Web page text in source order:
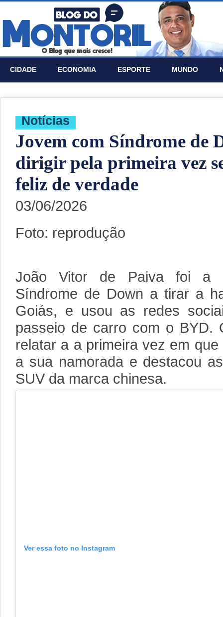
CIDADE ECONOMIA ESPORTE MUNDO
Notí­cias
Jovem com Síndrome de
dirigir pela primeira vez
feliz de verdade
03/06/2026
Foto: reprodução
João Vitor de Paiva foi a
Síndrome de Down a tirar a
Goiás, e usou as redes
passeio de carro com o BYD.
relatar a a primeira vez em
a sua namorada e destacou
SUV da marca chinesa.
Ver essa foto no Instagram